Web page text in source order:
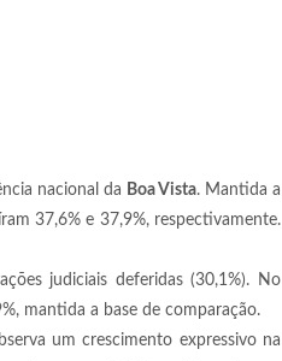
nacional da Boa Vista. Mantida a
37,6% e 37,9%, respectivamente.
judiciais deferidas (30,1%). No
mantida a base de comparação.
um crescimento expressivo na